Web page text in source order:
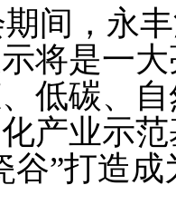
间，永
将是一
低碳、
产业示
谷”打造成